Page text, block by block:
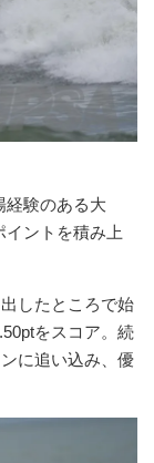
経験のある大
イントを積み上
したところで始
をスコア。続
に追い込み、優